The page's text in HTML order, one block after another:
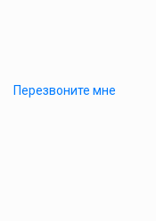
Перезвоните мне